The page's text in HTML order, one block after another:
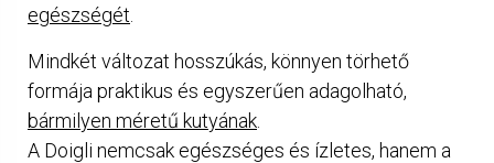
egészségét
Mindkét változat hosszúkás, könnyen törhető
formája praktikus és egyszerűen adagolható,
bármilyen méretű kutyának
A Doigli nemcsak egészséges és ízletes, hanem a